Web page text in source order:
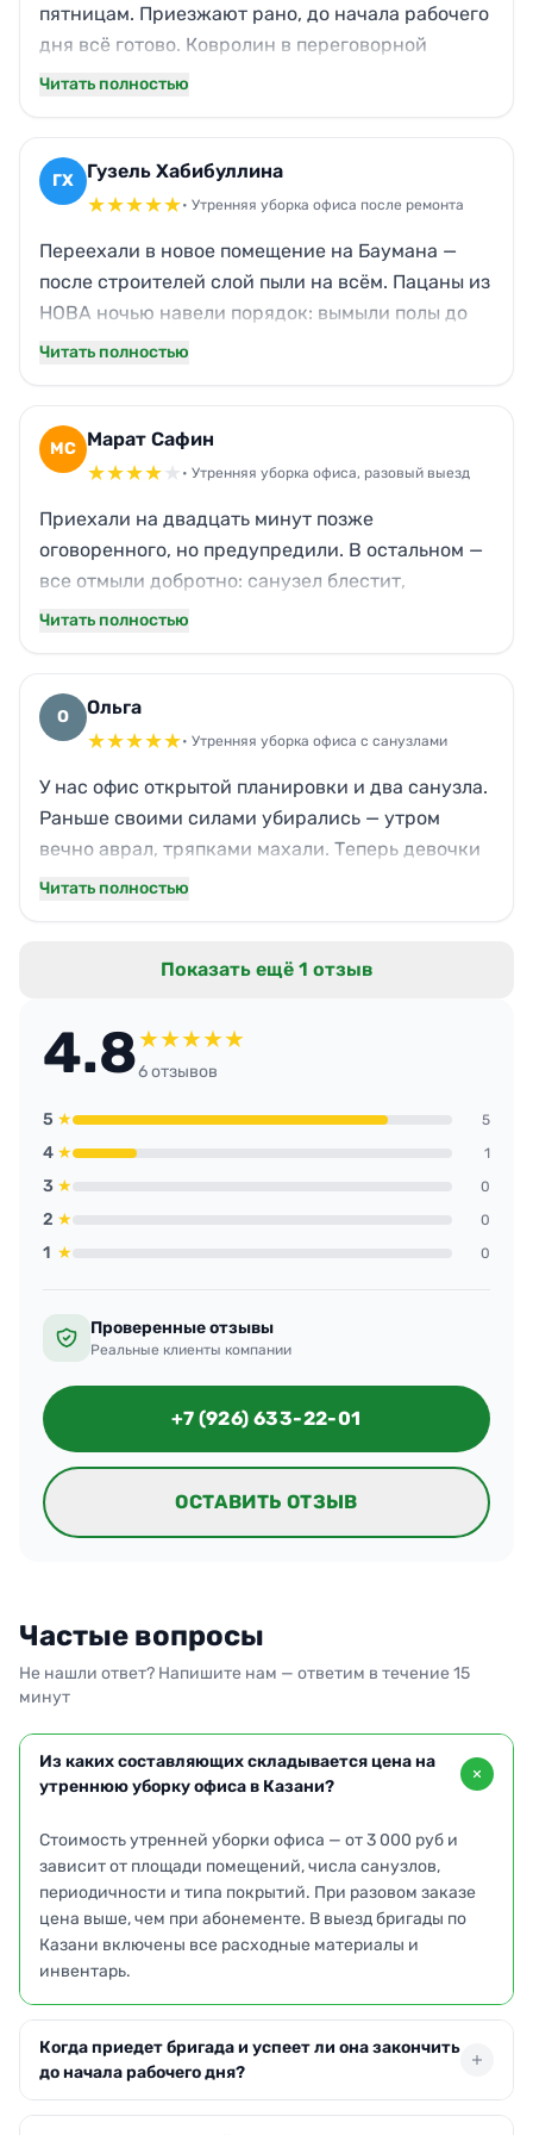
пятницам. Приезжают рано, до начала рабочего
дня всё готово. Ковролин в переговорной
пылесосят тщательно — у нас аллергик в
пыль с жалюзи снимают, мелочь, а забота
заметна.
Читать полностью
ГХ Гузель Хабибуллина
★★★★★• Утренняя уборка офиса после ремонта
Переехали в новое помещение на Баумана —
после строителей слой пыли на всём. Пацаны из
НОВА ночью навели порядок: вымыли полы до
скрипа, протёрли подоконники и розетки, даже
оценили, теперь только к вам.
Читать полностью
МС Марат Сафин
★★★★★ • Утренняя уборка офиса, разовый выезд
Приехали на двадцать минут позже
оговоренного, но предупредили. В остальном —
все отмыли добротно: санузел блестит,
кухонный угол чистый, мусор вынесли.
пропустили. Не критично, сам протёр за минуту.
В целом доволен, обращусь ещё.
Читать полностью
О Ольга
★★★★★• Утренняя уборка офиса с санузлами
У нас офис открытой планировки и два санузла.
Раньше своими силами убирались — утром
вечно аврал, тряпками махали. Теперь девочки
приходят в 7 утра: зеркала без разводов, кафель
мелочь, а уважение к команде чувствуется.
Читать полностью
Показать ещё 1 отзыв
4.8★★★★★
6 отзывов
5 ★ 5
4 ★ 1
3 ★ 0
2 ★ 0
1 ★ 0
Проверенные отзывы
Реальные клиенты компании
+7 (926) 633-22-01
ОСТАВИТЬ ОТЗЫВ
Частые вопросы
Не нашли ответ? Напишите нам — ответим в течение 15
минут
Из каких составляющих складывается цена на
утреннюю уборку офиса в Казани?
Стоимость утренней уборки офиса — от 3 000 руб и
зависит от площади помещений, числа санузлов,
периодичности и типа покрытий. При разовом заказе
цена выше, чем при абонементе. В выезд бригады по
Казани включены все расходные материалы и
инвентарь.
Когда приедет бригада и успеет ли она закончить
до начала рабочего дня?